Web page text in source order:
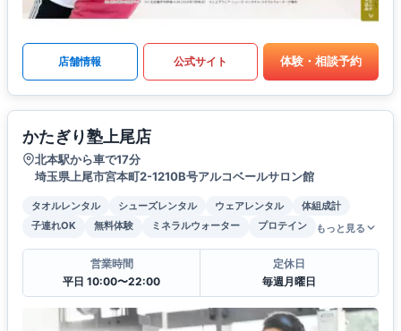
店舗情報 公式サイト 体験・相談予約
かたぎり塾上尾店
北本駅から車で17分
埼玉県上尾市宮本町2-1210B号アルコベールサロン館
タオルレンタル シューズレンタル ウェアレンタル
体組成計
子連れOK
無料体験 ミネラルウォーター プロテイン もっと見る
営業時間
平日 10:00〜22:00
定休日
毎週月曜日